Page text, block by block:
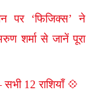
पर ‘फिजिक्स’ ने
शर्मा से जानें पूरा
12 राशियाँ 💠